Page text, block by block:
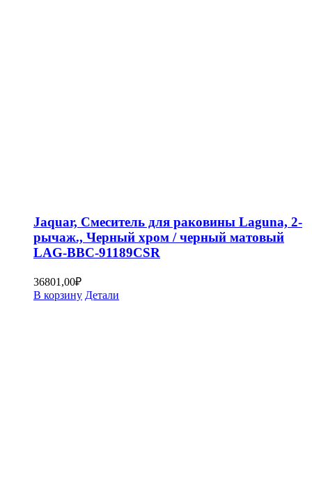
Jaquar, Смеситель для раковины Laguna, 2-
рычаж., Черный хром / черный матовый
LAG-BBC-91189CSR
36801,00₽
В корзину Детали